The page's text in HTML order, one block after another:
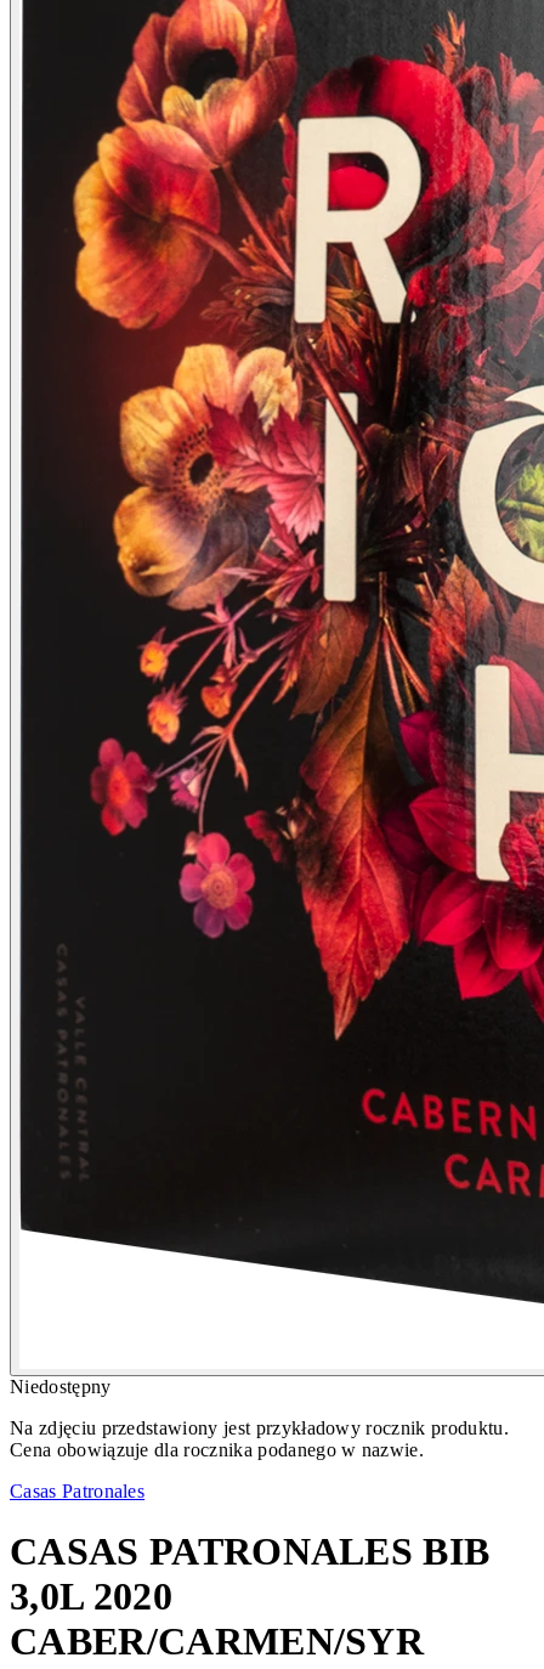
Niedostępny
Na zdjęciu przedstawiony jest przykładowy rocznik produktu.
Cena obowiązuje dla rocznika podanego w nazwie.
Casas Patronales
CASAS PATRONALES BIB
3,0L 2020
CABER/CARMEN/SYR